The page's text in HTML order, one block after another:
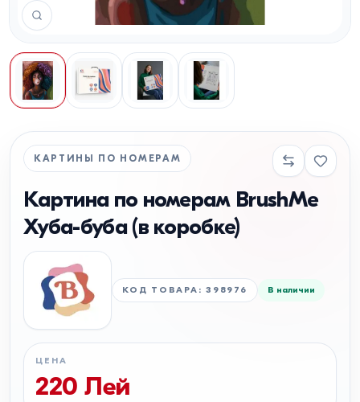
КАРТИНЫ ПО НОМЕРАМ
Картина по номерам BrushMe
Хуба-буба (в коробке)
КОД ТОВАРА :398976 В наличии
ЦЕНА
220 Лей